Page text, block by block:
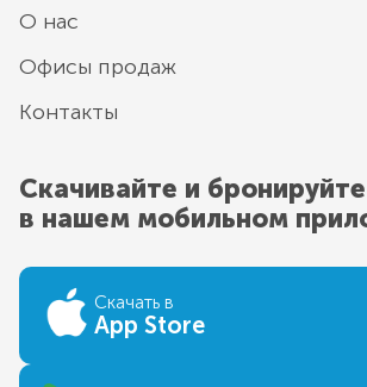
О нас
Офисы продаж
Контакты
Скачивайте и
в нашем мобильном
Скачать в
App Store